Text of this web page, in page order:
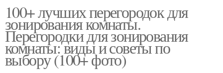
100+ лучших перегородок для
зонирования комнаты.
Перегородки для зонирования
комнаты: виды и советы по
выбору (100+ фото)